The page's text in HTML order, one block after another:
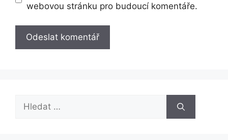
webovou stránku pro budoucí komentáře.
Hledat: